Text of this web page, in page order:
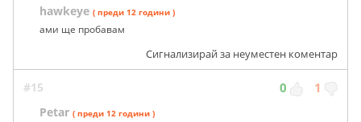
hawkeye ( преди 12 години )
ами ще пробавам
Сигнализирай за неуместен коментар
#15 0 1
Petar ( преди 12 години )